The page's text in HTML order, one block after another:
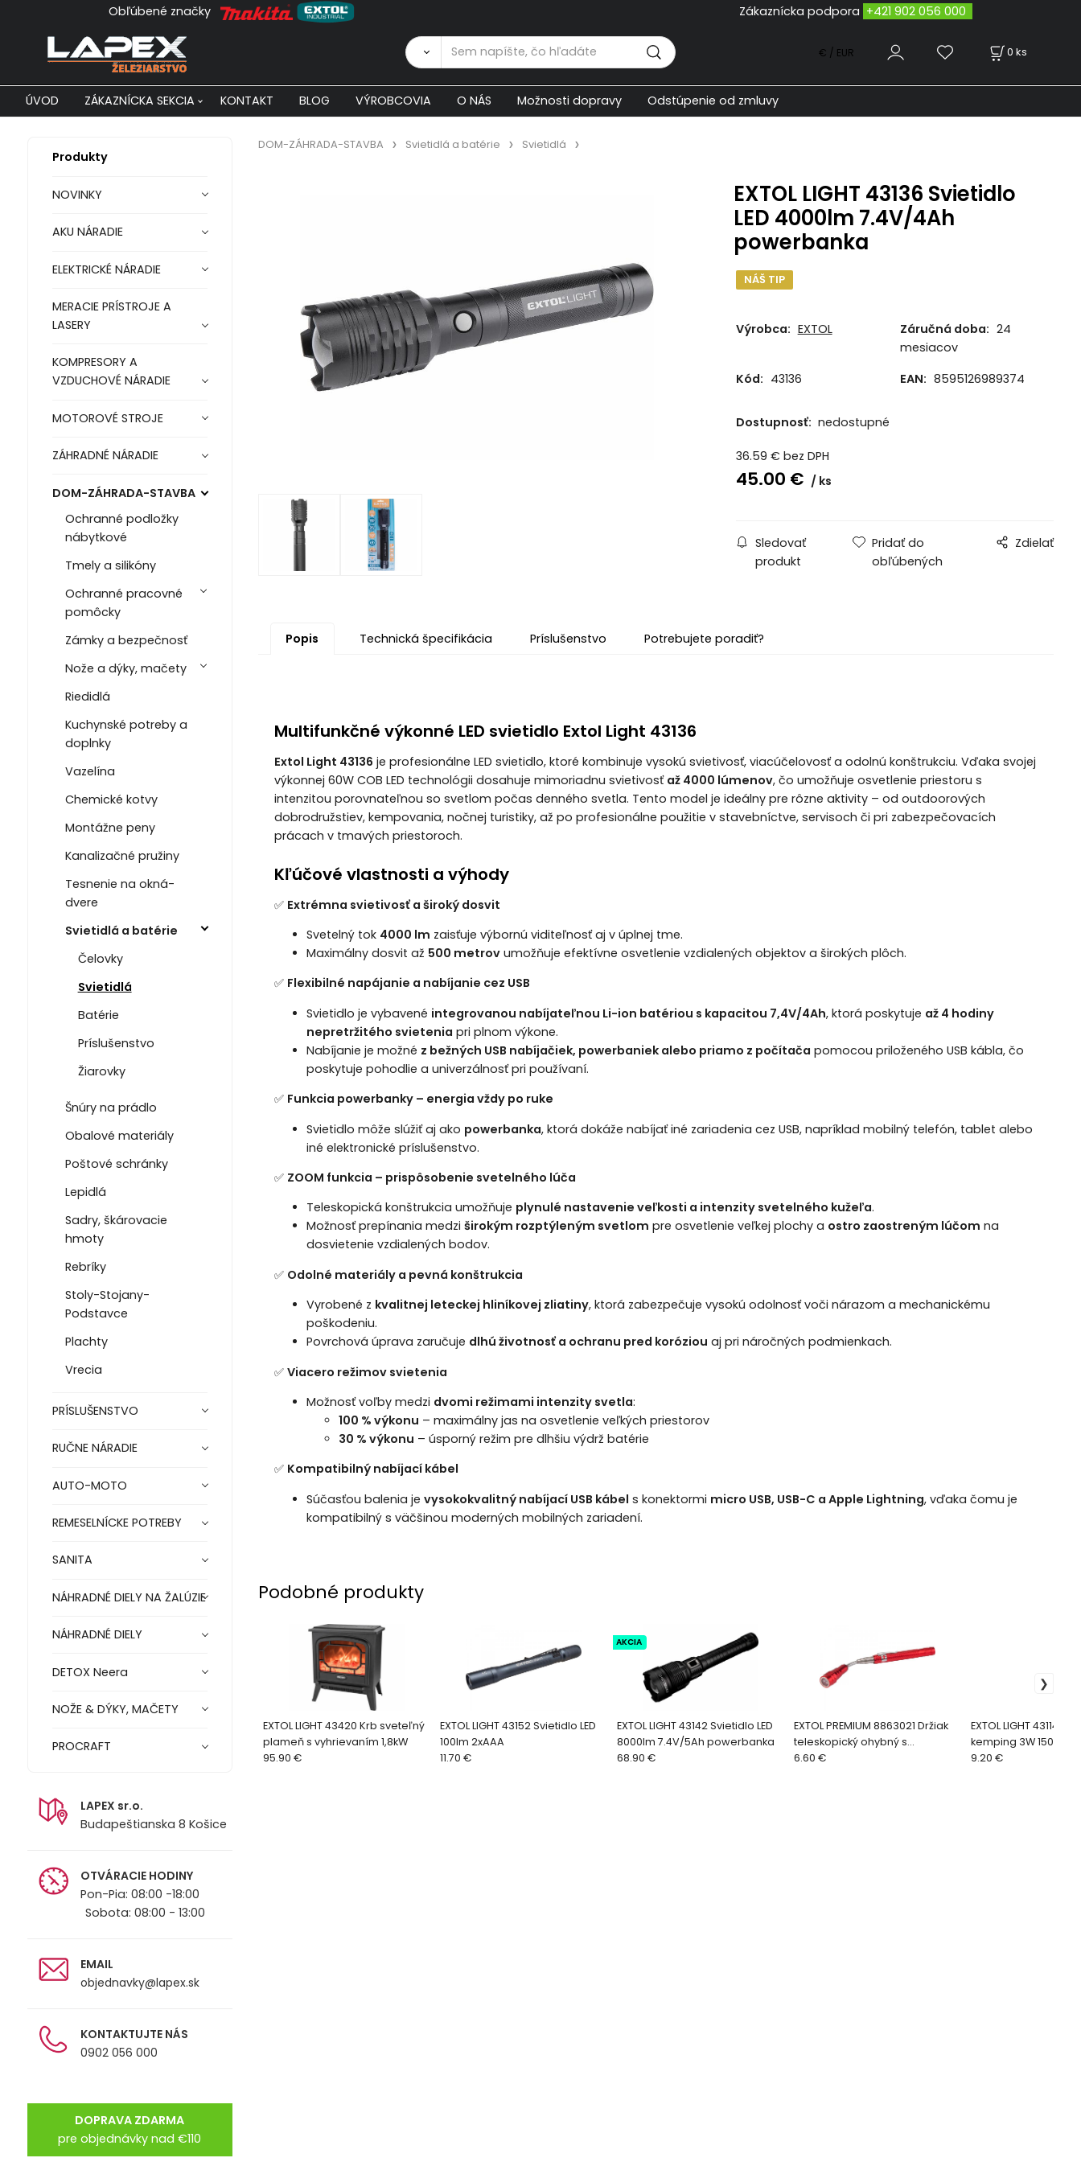
Obľúbené značky Zákaznícka podpora +421 902 056 000
0 ks
€ / EUR
ÚVOD ZÁKAZNÍCKA SEKCIA KONTAKT BLOG VÝROBCOVIA O NÁS Možnosti dopravy Odstúpenie od zmluvy
Produkty
NOVINKY
AKU NÁRADIE
ELEKTRICKÉ NÁRADIE
MERACIE PRÍSTROJE A
LASERY
KOMPRESORY A
VZDUCHOVÉ NÁRADIE
MOTOROVÉ STROJE
ZÁHRADNÉ NÁRADIE
DOM-ZÁHRADA-STAVBA
Ochranné podložky
nábytkové
Tmely a silikóny
Ochranné pracovné
pomôcky
Zámky a bezpečnosť
Nože a dýky, mačety
Riedidlá
Kuchynské potreby a
doplnky
Vazelína
Chemické kotvy
Montážne peny
Kanalizačné pružiny
Tesnenie na okná-
dvere
Svietidlá a batérie
Čelovky
Svietidlá
Batérie
Príslušenstvo
Žiarovky
Šnúry na prádlo
Obalové materiály
Poštové schránky
Lepidlá
Sadry, škárovacie
hmoty
Rebríky
Stoly-Stojany-
Podstavce
Plachty
Vrecia
PRÍSLUŠENSTVO
RUČNE NÁRADIE
AUTO-MOTO
REMESELNÍCKE POTREBY
SANITA
NÁHRADNÉ DIELY NA ŽALÚZIE
NÁHRADNÉ DIELY
DETOX Neera
NOŽE & DÝKY, MAČETY
PROCRAFT
LAPEX sr.o.
Budapeštianska 8 Košice
OTVÁRACIE HODINY
Pon-Pia: 08:00 -18:00
Sobota: 08:00 - 13:00
EMAIL
objednavky@lapex.sk
KONTAKTUJTE NÁS
0902 056 000
DOPRAVA ZDARMA
pre objednávky nad €110
DOM-ZÁHRADA-STAVBA Svietidlá a batérie Svietidlá
EXTOL LIGHT 43136 Svietidlo
LED 4000lm 7.4V/4Ah
powerbanka
NÁŠ TIP
Výrobca: EXTOL Záručná doba: 24
mesiacov
Kód: 43136 EAN: 8595126989374
Dostupnosť: nedostupné
36.59 € bez DPH
45.00 € ks
Sledovať
produkt
Pridať do
obľúbených
Zdielať
Popis Technická špecifikácia Príslušenstvo Potrebujete poradiť?
Multifunkčné výkonné LED svietidlo Extol Light 43136
Extol Light 43136 je profesionálne LED svietidlo, ktoré kombinuje vysokú svietivosť, viacúčelovosť a odolnú konštrukciu. Vďaka svojej
výkonnej 60W COB LED technológii dosahuje mimoriadnu svietivosť až 4000 lúmenov, čo umožňuje osvetlenie priestoru s
intenzitou porovnateľnou so svetlom počas denného svetla. Tento model je ideálny pre rôzne aktivity – od outdoorových
dobrodružstiev, kempovania, nočnej turistiky, až po profesionálne použitie v stavebníctve, servisoch či pri zabezpečovacích
prácach v tmavých priestoroch.
Kľúčové vlastnosti a výhody
✅ Extrémna svietivosť a široký dosvit
Svetelný tok 4000 lm zaisťuje výbornú viditeľnosť aj v úplnej tme.
Maximálny dosvit až 500 metrovumožňuje efektívne osvetlenie vzdialených objektov a širokých plôch.
✅ Flexibilné napájanie a nabíjanie cez USB
Svietidlo je vybavené integrovanou nabíjateľnou Li-ion batériou s kapacitou 7,4V/4Ah, ktorá poskytuje až 4 hodiny
nepretržitého svietenia pri plnom výkone.
Nabíjanie je možné z bežných USB nabíjačiek, powerbaniek alebo priamo z počítača pomocou priloženého USB kábla, čo
poskytuje pohodlie a univerzálnosť pri používaní.
✅ Funkcia powerbanky – energia vždy po ruke
Svietidlo môže slúžiť aj ako powerbanka, ktorá dokáže nabíjať iné zariadenia cez USB, napríklad mobilný telefón, tablet alebo
iné elektronické príslušenstvo.
✅ ZOOM funkcia – prispôsobenie svetelného lúča
Teleskopická konštrukcia umožňuje plynulé nastavenie veľkosti a intenzity svetelného kužeľa.
Možnosť prepínania medzi širokým rozptýleným svetlom pre osvetlenie veľkej plochy a ostro zaostreným lúčom na
dosvietenie vzdialených bodov.
✅ Odolné materiály a pevná konštrukcia
Vyrobené z kvalitnej leteckej hliníkovej zliatiny, ktorá zabezpečuje vysokú odolnosť voči nárazom a mechanickému
poškodeniu.
Povrchová úprava zaručuje dlhú životnosť a ochranu pred koróziou aj pri náročných podmienkach.
✅ Viacero režimov svietenia
Možnosť voľby medzi dvomi režimami intenzity svetla:
100 % výkonu – maximálny jas na osvetlenie veľkých priestorov
30 % výkonu – úsporný režim pre dlhšiu výdrž batérie
✅ Kompatibilný nabíjací kábel
Súčasťou balenia je vysokokvalitný nabíjací USB kábel s konektormi micro USB, USB-C a Apple Lightning, vďaka čomu je
kompatibilný s väčšinou moderných mobilných zariadení.
Podobné produkty
EXTOL LIGHT 43420 Krb sveteľný
plameň s vyhrievaním 1,8kW
95.90 €
EXTOL LIGHT 43152 Svietidlo LED
100lm 2xAAA
11.70 €
EXTOL LIGHT 43142 Svietidlo LED
8000lm 7.4V/5Ah powerbanka
AKCIA
68.90 €
EXTOL PREMIUM 8863021 Držiak
teleskopický ohybný s
magnetom a LED svetlom, 170-
6.60 €
EXTOL LIGHT 43114
kemping 3W 150lm
9.20 €